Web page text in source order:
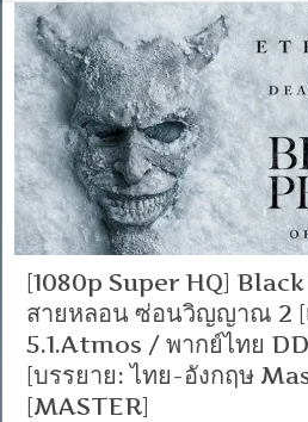
[1080p Super HQ]
สายหลอน ซ่อนวิญญาณ 2 [
5.1.Atmos / พากย์ไทย
[บรรยาย: ไทย-อังกฤษ
[MASTER]